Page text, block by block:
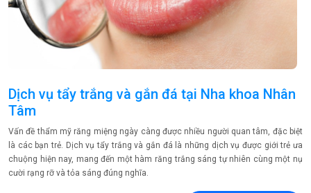
Dịch vụ tẩy trắng và gắn đá tại Nha khoa Nhân
Tâm
Vấn đề thẩm mỹ răng miệng ngày càng được nhiều người quan tâm, đặc biệt
là các bạn trẻ. Dịch vụ tẩy trắng và gắn đá là những dịch vụ được giới trẻ ưa
chuộng hiện nay, mang đến một hàm răng trắng sáng tự nhiên cùng một nụ
cười rạng rỡ và tỏa sáng đúng nghĩa.